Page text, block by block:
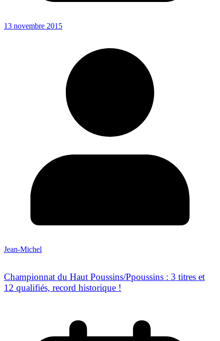
13 novembre 2015
Jean-Michel
Championnat du Haut Poussins/Ppoussins : 3 titres et
12 qualifiés, record historique !